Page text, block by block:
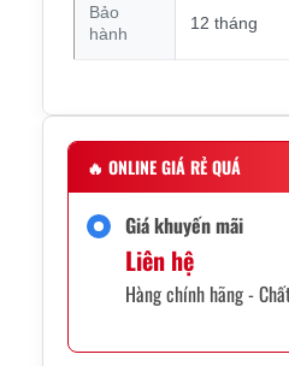
Bảo
hành
12 tháng
🔥 ONLINE GIÁ RẺ QUÁ
Giá khuyến mãi
Liên hệ
Hàng chính hãng -